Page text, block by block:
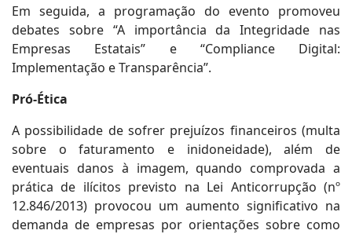
Em seguida, a programação do evento promoveu
debates sobre “A importância da Integridade nas
Empresas Estatais” e “Compliance Digital:
Implementação e Transparência”.
Pró-Ética
A possibilidade de sofrer prejuízos financeiros (multa
sobre o faturamento e inidoneidade), além de
eventuais danos à imagem, quando comprovada a
prática de ilícitos previsto na Lei Anticorrupção (nº
12.846/2013) provocou um aumento significativo na
demanda de empresas por orientações sobre como